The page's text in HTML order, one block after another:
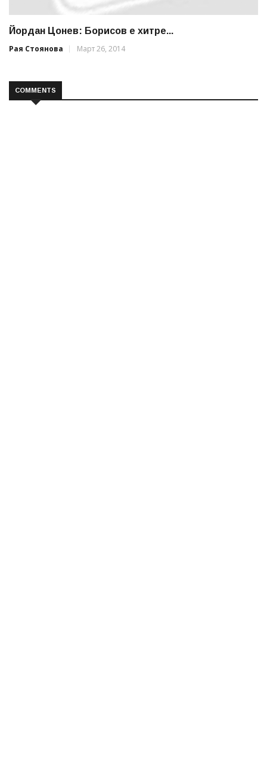
Йордан Цонев: Борисов е хитре...
Рая Стоянова
Март 26, 2014
COMMENTS